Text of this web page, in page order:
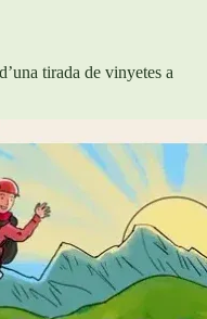
tirada de vinyetes a